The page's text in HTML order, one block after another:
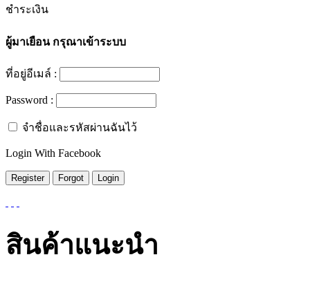
ชำระเงิน
ผู้มาเยือนกรุณาเข้าระบบ
ที่อยู่อีเมล์ :
Password :
จำชื่อและรหัสผ่านฉันไว้
Login With Facebook
สินค้าแนะนำ